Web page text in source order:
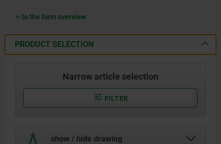
to the form overview
PRODUCT SELECTION
Narrow article selection
FILTER
show / hide drawing